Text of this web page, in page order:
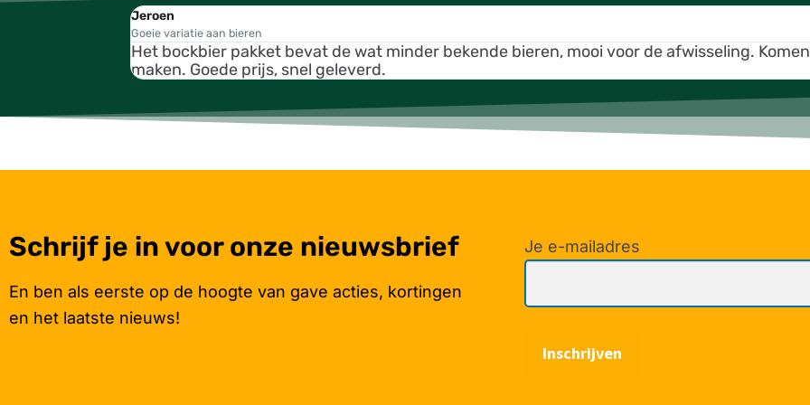
Jeroen
Goeie variatie aan bieren
Het bockbier pakket bevat de wat minder bekende bieren, mooi voor de afwisseling.
maken. Goede prijs, snel geleverd.
Schrijf je in voor onze nieuwsbrief
En ben als eerste op de hoogte van gave acties, kortingen
en het laatste nieuws!
Je e-mailadres